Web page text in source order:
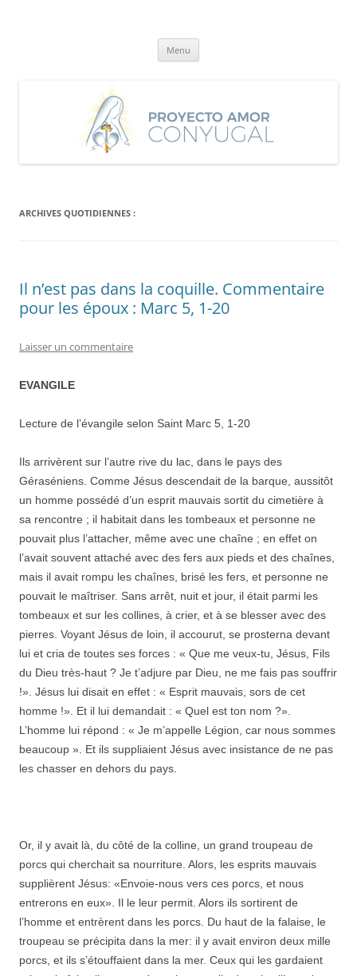
Menu
ARCHIVES QUOTIDIENNES :
Il n’est pas dans la coquille. Commentaire
pour les époux : Marc 5, 1-20
Laisser un commentaire
EVANGILE
Lecture de l’évangile selon Saint Marc 5, 1-20
Ils arrivèrent sur l’autre rive du lac, dans le pays des
Géraséniens. Comme Jésus descendait de la barque, aussitôt
un homme possédé d’un esprit mauvais sortit du cimetière à
sa rencontre ; il habitait dans les tombeaux et personne ne
pouvait plus l’attacher, même avec une chaîne ; en effet on
l’avait souvent attaché avec des fers aux pieds et des chaînes,
mais il avait rompu les chaînes, brisé les fers, et personne ne
pouvait le maîtriser. Sans arrêt, nuit et jour, il était parmi les
tombeaux et sur les collines, à crier, et à se blesser avec des
pierres. Voyant Jésus de loin, il accourut, se prosterna devant
lui et cria de toutes ses forces : « Que me veux-tu, Jésus, Fils
du Dieu très-haut ? Je t’adjure par Dieu, ne me fais pas souffrir
!». Jésus lui disait en effet : « Esprit mauvais, sors de cet
homme !». Et il lui demandait : « Quel est ton nom ?».
L’homme lui répond : « Je m’appelle Légion, car nous sommes
beaucoup ». Et ils suppliaient Jésus avec insistance de ne pas
les chasser en dehors du pays.
Or, il y avait là, du côté de la colline, un grand troupeau de
porcs qui cherchait sa nourriture. Alors, les esprits mauvais
supplièrent Jésus: «Envoie-nous vers ces porcs, et nous
entrerons en eux». Il le leur permit. Alors ils sortirent de
l’homme et entrèrent dans les porcs. Du haut de la falaise, le
troupeau se précipita dans la mer: il y avait environ deux mille
porcs, et ils s’étouffaient dans la mer. Ceux qui les gardaient